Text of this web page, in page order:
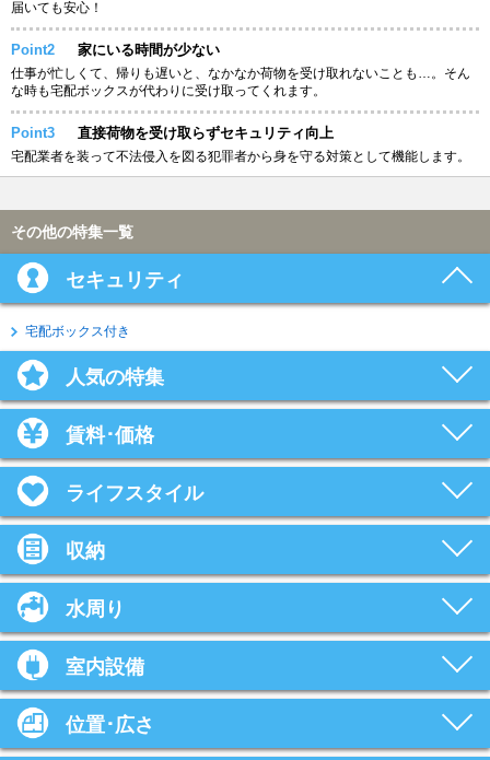
届いても安心！
Point2 家にいる時間が少ない
仕事が忙しくて、帰りも遅いと、なかなか荷物を受け取れないことも…。そん
な時も宅配ボックスが代わりに受け取ってくれます。
Point3 直接荷物を受け取らずセキュリティ向上
宅配業者を装って不法侵入を図る犯罪者から身を守る対策として機能します。
その他の特集一覧
セキュリティ
宅配ボックス付き
人気の特集
賃料･価格
ライフスタイル
収納
水周り
室内設備
位置･広さ